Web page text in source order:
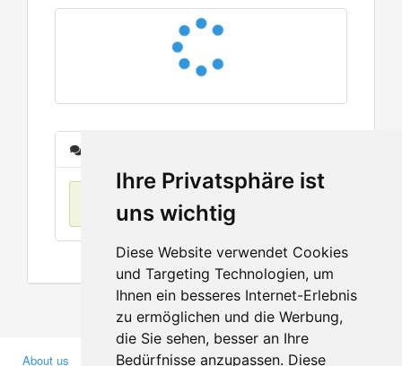
Ihre Privatsphäre ist
uns wichtig
Diese Website verwendet Cookies
und Targeting Technologien, um
Ihnen ein besseres Internet-Erlebnis
zu ermöglichen und die Werbung,
die Sie sehen, besser an Ihre
Bedürfnisse anzupassen. Diese
No items found
About us Business Partners